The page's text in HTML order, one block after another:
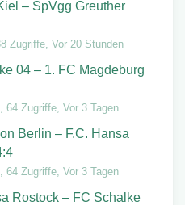
– SpVgg Greuther
Zugriffe, Vor 20 Stunden
04 – 1. FC Magdeburg
64 Zugriffe, Vor 3 Tagen
Berlin – F.C. Hansa
64 Zugriffe, Vor 3 Tagen
Rostock – FC Schalke